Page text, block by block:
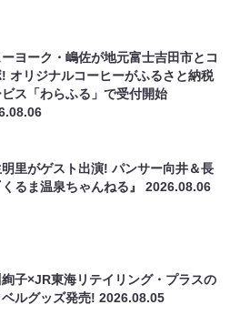
ヨーク・嶋佐が地元富士吉田市とコ
! オリジナルコーヒーがふるさと納税
ス「わらふる」で受付開始
里がゲスト出演! パンサー向井＆長
くるま温泉ちゃんねる』2026.08.06
子×JR東海リテイリング・プラスの
ベルグッズ発売!2026.08.05